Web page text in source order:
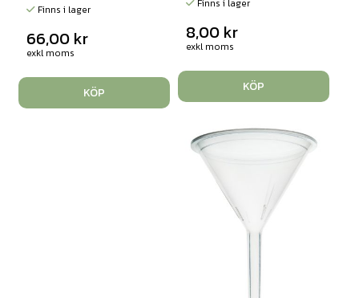
Finns i lager
66,00 kr
exkl moms
KÖP
Finns i lager
8,00 kr
exkl moms
KÖP